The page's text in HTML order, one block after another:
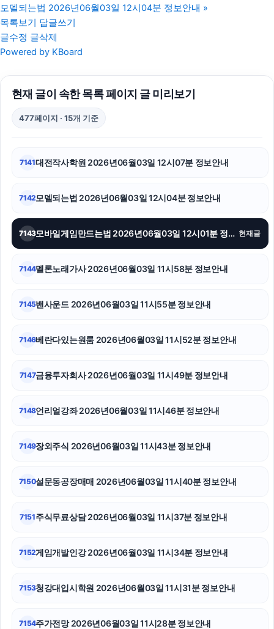
강동구하수구막힘
야구반티
마포구하수구막힘
광교피부과
서초구하수구막힘
대구이혼전문변호사
모델되는법 2026년06월03일 12시04분 정보안내 »
목록보기 답글쓰기
글수정 글삭제
Powered by KBoard
현재 글이 속한 목록 페이지 글 미리보기
477페이지 · 15개 기준
7141대전작사학원 2026년06월03일 12시07분 정보안내
7142모델되는법 2026년06월03일 12시04분 정보안내
7143 모바일게임만드는법 2026년06월03일 12시01분 정보안내 현재글
7144멜론노래가사 2026년06월03일 11시58분 정보안내
7145밴사운드 2026년06월03일 11시55분 정보안내
7146베란다있는원룸 2026년06월03일 11시52분 정보안내
7147금융투자회사 2026년06월03일 11시49분 정보안내
7148언리얼강좌 2026년06월03일 11시46분 정보안내
7149장외주식 2026년06월03일 11시43분 정보안내
7150설문동공장매매 2026년06월03일 11시40분 정보안내
7151주식무료상담 2026년06월03일 11시37분 정보안내
7152게임개발인강 2026년06월03일 11시34분 정보안내
7153청강대입시학원 2026년06월03일 11시31분 정보안내
7154주가전망 2026년06월03일 11시28분 정보안내